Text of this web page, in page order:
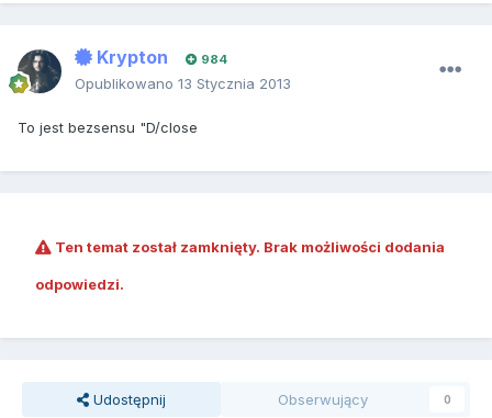
Krypton 984
Opublikowano 13 Stycznia 2013
To jest bezsensu "D/close
Ten temat został zamknięty. Brak możliwości dodania
odpowiedzi.
Udostępnij Obserwujący 0